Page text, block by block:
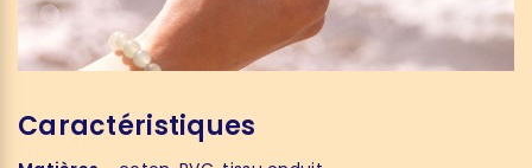
Caractéristiques